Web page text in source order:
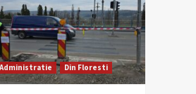
Administratie Din Floresti